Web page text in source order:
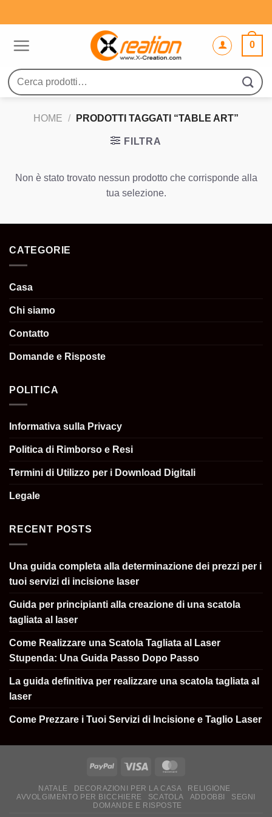
ai
0
Cerca:
HOME / PRODOTTI TAGGATI “TABLE ART”
FILTRA
Non è stato trovato nessun prodotto che corrisponde alla
tua selezione.
CATEGORIE
Casa
Chi siamo
Contatto
Domande e Risposte
POLITICA
Informativa sulla Privacy
Politica di Rimborso e Resi
Termini di Utilizzo per i Download Digitali
Legale
RECENT POSTS
Una guida completa alla determinazione dei prezzi per i
tuoi servizi di incisione laser
Guida per principianti alla creazione di una scatola
tagliata al laser
Come Realizzare una Scatola Tagliata al Laser
Stupenda: Una Guida Passo Dopo Passo
La guida definitiva per realizzare una scatola tagliata al
laser
Come Prezzare i Tuoi Servizi di Incisione e Taglio Laser
NATALE DECORAZIONI PER LA CASA
RELIGIONE
AVVOLGIMENTO PER BICCHIERE
SCATOLA ADDOBBI
SEGNI
DOMANDE E RISPOSTE